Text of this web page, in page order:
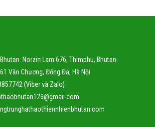
Norzin Lam 676, Thimphu, Bhutan
Văn Chương, Đống Đa, Hà Nội
(Viber và Zalo)